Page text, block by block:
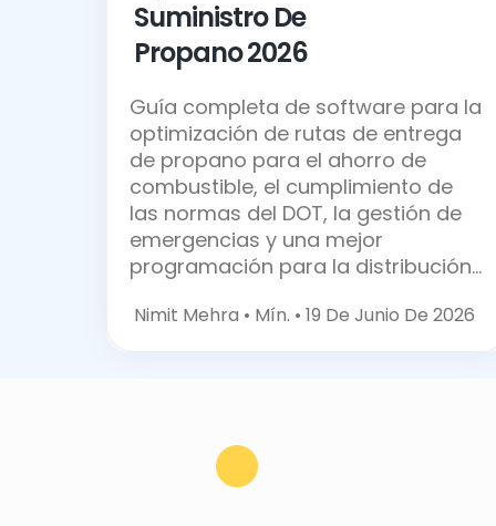
Suministro De
Propano2026
Guía completa de software para la
optimización de rutas de entrega
de propano para el ahorro de
combustible, el cumplimiento de
las normas del DOT, la gestión de
emergencias y una mejor
programación para la distribución...
Nimit Mehra • Mín. • 19 De Junio De 2026